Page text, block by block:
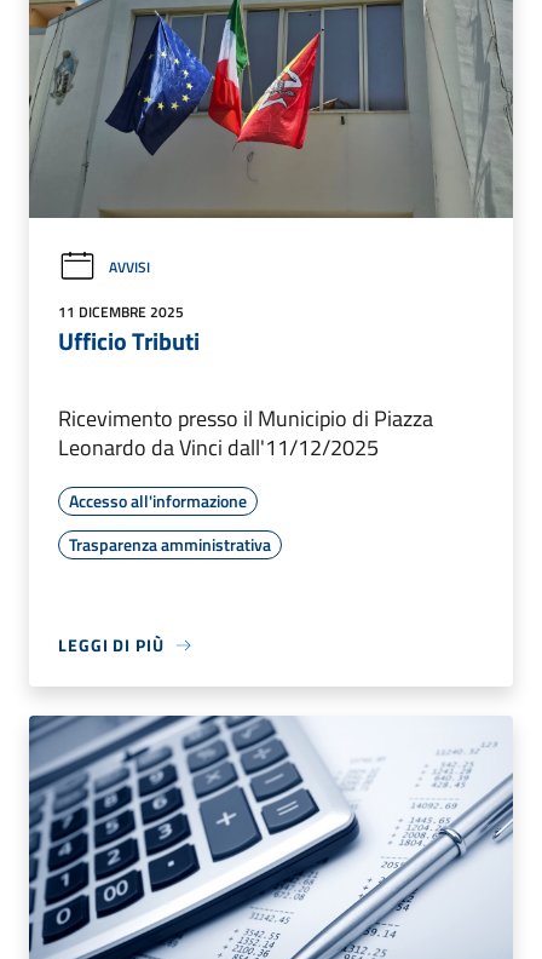
AVVISI
11 DICEMBRE 2025
Ufficio Tributi
Ricevimento presso il Municipio di Piazza
Leonardo da Vinci dall'11/12/2025
Accesso all'informazione
Trasparenza amministrativa
LEGGI DI PIÙ